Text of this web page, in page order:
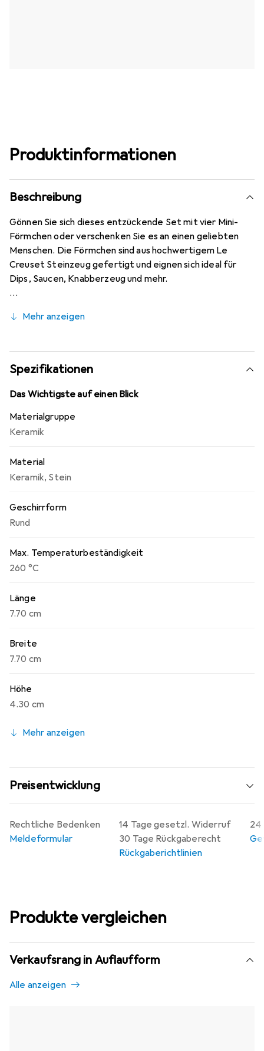
Produktinformationen
Beschreibung
Gönnen Sie sich dieses entzückende Set mit vier Mini-
Förmchen oder verschenken Sie es an einen geliebten
Menschen. Die Förmchen sind aus hochwertigem Le
Creuset Steinzeug gefertigt und eignen sich ideal für
Dips, Saucen, Knabberzeug und mehr.
Mehr anzeigen
Spezifikationen
Das Wichtigste auf einen Blick
Materialgruppe
Keramik
Material
Keramik, Stein
Geschirrform
Rund
Max. Temperaturbeständigkeit
260 °C
Länge
7.70 cm
Breite
7.70 cm
Höhe
4.30 cm
Mehr anzeigen
Preisentwicklung
14 Tage gesetzl. Widerruf
30 Tage Rückgaberecht
Rückgaberichtlinien
24
Rechtliche Bedenken
Meldeformular
Produkte vergleichen
Verkaufsrang in Auflaufform
Alle anzeigen